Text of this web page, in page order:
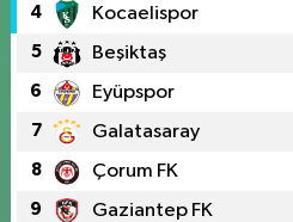
4 Kocaelispor
5 Beşiktaş
6 Eyüpspor
7 Galatasaray
8 Çorum FK
9 Gaziantep FK